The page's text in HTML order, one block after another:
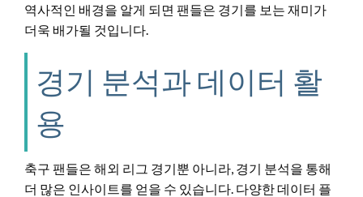
역사적인 배경을 알게 되면 팬들은 경기를 보는 재미가
더욱 배가될 것입니다.
경기 분석과 데이터 활
용
축구 팬들은 해외 리그 경기뿐 아니라, 경기 분석을 통해
더 많은 인사이트를 얻을 수 있습니다. 다양한 데이터 플